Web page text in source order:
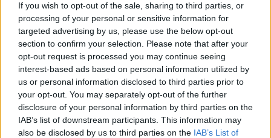
If you wish to opt-out of the sale, sharing to third parties, or
processing of your personal or sensitive information for
targeted advertising by us, please use the below opt-out
section to confirm your selection. Please note that after your
opt-out request is processed you may continue seeing
interest-based ads based on personal information utilized by
us or personal information disclosed to third parties prior to
your opt-out. You may separately opt-out of the further
disclosure of your personal information by third parties on the
IAB’s list of downstream participants. This information may
also be disclosed by us to third parties on the IAB’s List of
σχολεία - Τι ισχύει με μάσκες
Ελλάδα|13.04.2022 11:00
Πιστοποιητικό εμβολιασμού τέλος
από 1η Μαΐου – Χωρίς self test οι
μαθητές στα σχολεία